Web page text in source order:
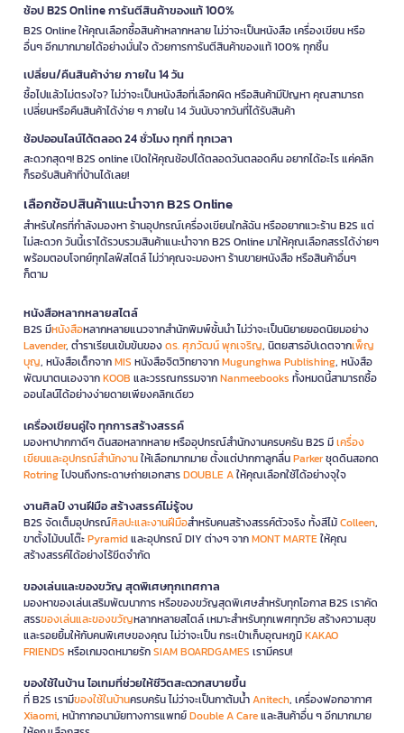
ช้อป B2S Online การันตีสินค้าของแท้ 100%
B2S Online ให้คุณเลือกซื้อสินค้าหลากหลาย ไม่ว่าจะเป็นหนังสือ เครื่องเขียน หรือ
อื่นๆ อีกมากมายได้อย่างมั่นใจ ด้วยการการันตีสินค้าของแท้ 100% ทุกชิ้น
เปลี่ยน/คืนสินค้าง่าย ภายใน 14 วัน
ซื้อไปแล้วไม่ตรงใจ? ไม่ว่าจะเป็นหนังสือที่เลือกผิด หรือสินค้ามีปัญหา คุณสามารถ
เปลี่ยนหรือคืนสินค้าได้ง่าย ๆ ภายใน 14 วันนับจากวันที่ได้รับสินค้า
ช้อปออนไลน์ได้ตลอด 24 ชั่วโมง ทุกที่ ทุกเวลา
สะดวกสุดๆ! B2S online เปิดให้คุณช้อปได้ตลอดวันตลอดคืน อยากได้อะไร แค่คลิก
ก็รอรับสินค้าที่บ้านได้เลย!
เลือกช้อปสินค้าแนะนำจาก B2S Online
สำหรับใครที่กำลังมองหา ร้านอุปกรณ์เครื่องเขียนใกล้ฉัน หรืออยากแวะร้าน B2S แต่
ไม่สะดวก วันนี้เราได้รวบรวมสินค้าแนะนำจาก B2S Online มาให้คุณเลือกสรรได้ง่ายๆ
พร้อมตอบโจทย์ทุกไลฟ์สไตล์ ไม่ว่าคุณจะมองหา ร้านขายหนังสือ หรือสินค้าอื่นๆ
ก็ตาม
หนังสือหลากหลายสไตล์
B2S มีหนังสือหลากหลายแนวจากสำนักพิมพ์ชั้นนำ ไม่ว่าจะเป็นนิยายยอดนิยมอย่าง
Lavender, ตำราเรียนเข้มข้นของดร. ศุภวัฒน์ พุกเจริญ, นิตยสารอัปเดตจากเพ็ญ
บุญ, หนังสือเด็กจากMIS หนังสือจิตวิทยาจากMugunghwa Publishing, หนังสือ
พัฒนาตนเองจากKOOB และวรรณกรรมจากNanmeebooks ทั้งหมดนี้สามารถซื้อ
ออนไลน์ได้อย่างง่ายดายเพียงคลิกเดียว
เครื่องเขียนคู่ใจ ทุกการสร้างสรรค์
มองหาปากกาดีๆ ดินสอหลากหลาย หรืออุปกรณ์สำนักงานครบครัน B2S มีเครื่อง
เขียนและอุปกรณ์สำนักงานให้เลือกมากมาย ตั้งแต่ปากกาลูกลื่นParkerชุดดินสอกด
Rotringไปจนถึงกระดาษถ่ายเอกสารDOUBLE Aให้คุณเลือกใช้ได้อย่างจุใจ
งานศิลป์ งานฝีมือ สร้างสรรค์ไม่รู้จบ
B2S จัดเต็มอุปกรณ์ศิลปะและงานฝีมือสำหรับคนสร้างสรรค์ตัวจริง ทั้งสีไม้Colleen,
ขาตั้งไม้บนโต๊ะPyramidและอุปกรณ์ DIY ต่างๆ จากMONT MARTEให้คุณ
สร้างสรรค์ได้อย่างไร้ขีดจำกัด
ของเล่นและของขวัญ สุดพิเศษทุกเทศกาล
มองหาของเล่นเสริมพัฒนาการ หรือของขวัญสุดพิเศษสำหรับทุกโอกาส B2S เราคัด
สรรของเล่นและของขวัญหลากหลายสไตล์ เหมาะสำหรับทุกเพศทุกวัย สร้างความสุข
และรอยยิ้มให้กับคนพิเศษของคุณ ไม่ว่าจะเป็น กระเป๋าเก็บอุณหภูมิKAKAO
FRIENDS หรือเกมจดหมายรักSIAM BOARDGAMES เรามีครบ!
ของใช้ในบ้าน ไอเทมที่ช่วยให้ชีวิตสะดวกสบายขึ้น
ที่ B2S เรามีของใช้ในบ้านครบครัน ไม่ว่าจะเป็นกาต้มน้ำAnitech, เครื่องฟอกอากาศ
Xiaomi, หน้ากากอนามัยทางการแพทย์Double A Careและสินค้าอื่น ๆ อีกมากมาย